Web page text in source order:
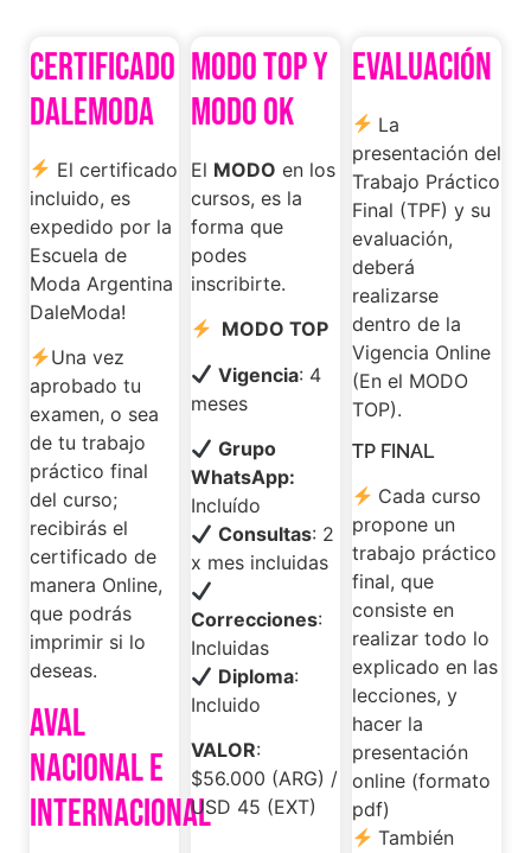
CERTIFICADO
DaleModa
El certificado
incluido, es
expedido por la
Escuela de
Moda Argentina
DaleModa!
Una vez
aprobado tu
examen, o sea
de tu trabajo
práctico final
del curso;
recibirás el
certificado de
manera Online,
que podrás
imprimir si lo
deseas.
AVAL
NACIONAL E
INTERNACIONAL
MODO TOP Y
MODO OK
El MODO en los
cursos, es la
forma que
podes
inscribirte.
MODO TOP
Vigencia: 4
meses
Grupo
WhatsApp:
Incluído
Consultas: 2
x mes incluidas
Correcciones:
Incluidas
Diploma:
Incluido
VALOR:
$56.000 (ARG) /
USD 45 (EXT)
EVALUACIÓN
La
presentación del
Trabajo Práctico
Final (TPF) y su
evaluación,
deberá
realizarse
dentro de la
Vigencia Online
(En el MODO
TOP).
TP FINAL
Cada curso
propone un
trabajo práctico
final, que
consiste en
realizar todo lo
explicado en las
lecciones, y
hacer la
presentación
online (formato
pdf)
También